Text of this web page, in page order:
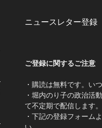
ニュースレター登録
ご登録に関するご注意
・購読は無料です。い
・堀内のり子の政治活
て不定期で配信します。
・下記の登録フォーム